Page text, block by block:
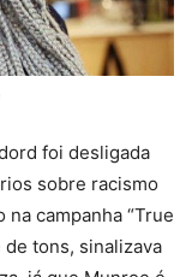
foi desligada
sobre racismo
campanha “True
de tons, sinalizava